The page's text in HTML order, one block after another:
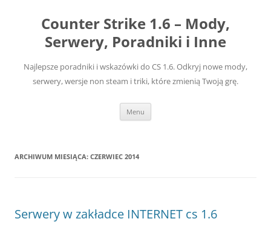
Counter Strike 1.6 – Mody,
Serwery, Poradniki i Inne
Najlepsze poradniki i wskazówki do CS 1.6. Odkryj nowe mody,
serwery, wersje non steam i triki, które zmienią Twoją grę.
Menu
ARCHIWUM MIESIĄCA: CZERWIEC 2014
Serwery w zakładce INTERNET cs 1.6